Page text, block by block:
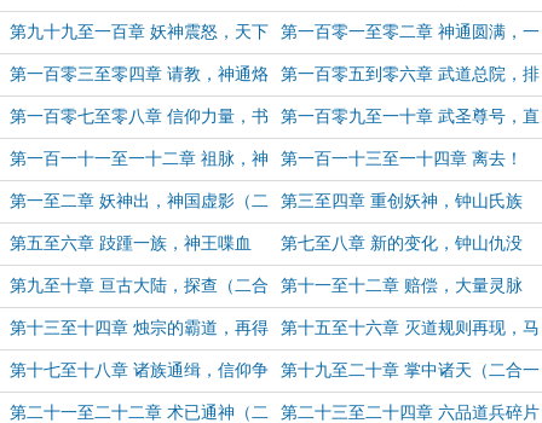
丈凶兽（二合一 求月票） 灵（二合一，求月票）
第九十九至一百章 妖神震怒，天下
的反应（二合一 求月票）
第一百零一至零二章 神通圆满，一
念生天涯咫尺（二合一 求月票）
第一百零三至零四章 请教，神通烙
印（二合一 求月票）
第一百零五到零六章 武道总院，排
斥（二合一 求月票）
第一百零七至零八章 信仰力量，书
灵的作用（二合一 求月票）
第一百零九至一十章 武圣尊号，直
指神灵的传承（二合一 求月票）
第一百一十一至一十二章 祖脉，神
王的力量（二合一 求月票）
第一百一十三至一十四章 离去！
（二合一 求月票）
第一至二章 妖神出，神国虚影（二
合一 求月票）
第三至四章 重创妖神，钟山氏族
（二合一 求月票）
第五至六章 跂踵一族，神王喋血
（二合一 求月票）
第七至八章 新的变化，钟山仇没
死？（二合一 求月票）
第九至十章 亘古大陆，探查（二合
一 求月票）
第十一至十二章 赔偿，大量灵脉
（二合一 求月票）
第十三至十四章 烛宗的霸道，再得
神国碎片（二合一 求月票）
第十五至十六章 灭道规则再现，马
甲的重要性（二合一 求月票）
第十七至十八章 诸族通缉，信仰争
夺（二合一 求月票）
第十九至二十章 掌中诸天（二合一
求月票）
第二十一至二十二章 术已通神（二 第二十三至二十四章 六品道兵碎片